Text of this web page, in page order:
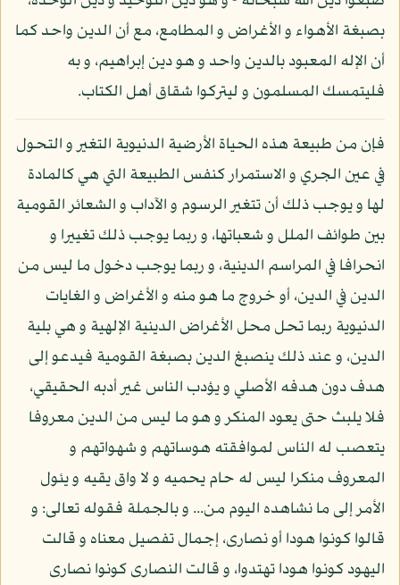
بصبغة الأهواء و الأغراض و المطامع، مع أن الدين واحد كما
أن الإله المعبود بالدين واحد و هو دين إبراهيم، و به
فليتمسك المسلمون و ليتركوا شقاق أهل الكتاب.
فإن من طبيعة هذه الحياة الأرضية الدنيوية التغير و التحول
في عين الجري و الاستمرار كنفس الطبيعة التي هي كالمادة
لها و يوجب ذلك أن تتغير الرسوم و الآداب و الشعائر القومية
بين طوائف الملل و شعباتها، و ربما يوجب ذلك تغييرا و
انحرافا في المراسم الدينية، و ربما يوجب دخول ما ليس من
الدين في الدين، أو خروج ما هو منه و الأغراض و الغايات
الدنيوية ربما تحل محل الأغراض الدينية الإلهية و هي بلية
الدين، و عند ذلك ينصبغ الدين بصبغة القومية فيدعو إلى
هدف دون هدفه الأصلي و يؤدب الناس غير أدبه الحقيقي،
فلا يلبث حتى يعود المنكر و هو ما ليس من الدين معروفا
يتعصب له الناس لموافقته هوساتهم و شهواتهم و
المعروف منكرا ليس له حام يحميه و لا واق يقيه و يئول
الأمر إلى ما نشاهده اليوم من... و بالجملة فقوله تعالى: و
قالوا كونوا هودا أو نصارى، إجمال تفصيل معناه و قالت
اليهود كونوا هودا تهتدوا، و قالت النصارى كونوا نصارى